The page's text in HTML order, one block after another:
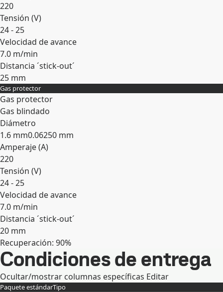
220
Tensión (V)
24 - 25
Velocidad de avance
7.0 m/min
Distancia ´stick-out´
25 mm
Expandir
Gas protector
Gas protector
Gas blindado
Diámetro
1.6 mm0.06250 mm
Amperaje (A)
220
Tensión (V)
24 - 25
Velocidad de avance
7.0 m/min
Distancia ´stick-out´
20 mm
Expandir
Recuperación: 90%
Condiciones de entrega
Ocultar/mostrar columnas específicas Editar
Paquete estándarTipo